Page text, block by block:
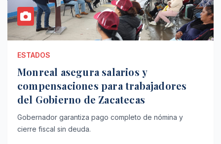
ESTADOS
Monreal asegura salarios y
compensaciones para trabajadores
del Gobierno de Zacatecas
Gobernador garantiza pago completo de nómina y
cierre fiscal sin deuda.